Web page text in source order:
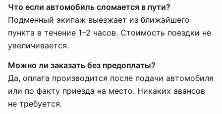
Что если автомобиль сломается в пути?
Подменный экипаж выезжает из ближайшего
пункта в течение 1–2 часов. Стоимость поездки не
увеличивается.
Можно ли заказать без предоплаты?
Да, оплата производится после подачи автомобиля
или по факту приезда на место. Никаких авансов
не требуется.